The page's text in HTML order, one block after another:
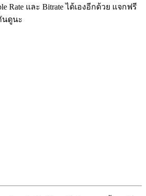
Rate และ Bitrate ได้เองอีกด้วย แจกฟรี
นดูนะ